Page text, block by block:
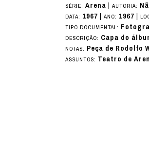
SÉRIE:Arena|AUTORIA:
DATA: 1967|ANO: 1967|
TIPO DOCUMENTAL:
DESCRIÇÃO: Capa do
NOTAS: Peça de
ASSUNTOS: Teatro de